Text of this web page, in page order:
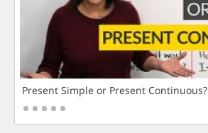
Present Simple or Present Continuous?